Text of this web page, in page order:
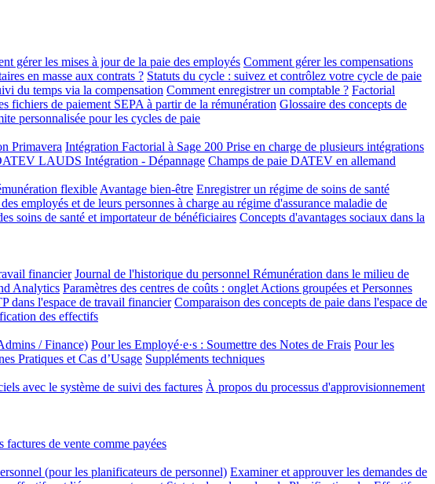
gérer les mises à jour de la paie des employés Comment gérer les compensations
en masse aux contrats ? Statuts du cycle : suivez et contrôlez votre cycle de paie
du temps via la compensation Comment enregistrer un comptable ? Factorial
fichiers de paiement SEPA à partir de la rémunération Glossaire des concepts de
personnalisée pour les cycles de paie
Primavera Intégration Factorial à Sage 200 Prise en charge de plusieurs intégrations
LAUDS Intégration - Dépannage Champs de paie DATEV en allemand
flexible Avantage bien-être Enregistrer un régime de soins de santé
employés et de leurs personnes à charge au régime d'assurance maladie de
soins de santé et importateur de bénéficiaires Concepts d'avantages sociaux dans la
financier Journal de l'historique du personnel Rémunération dans le milieu de
Analytics Paramètres des centres de coûts : onglet Actions groupées et Personnes
dans l'espace de travail financier Comparaison des concepts de paie dans l'espace de
des effectifs
/ Finance) Pour les Employé·e·s : Soumettre des Notes de Frais Pour les
Pratiques et Cas d’Usage Suppléments techniques
avec le système de suivi des factures À propos du processus d'approvisionnement
factures de vente comme payées
(pour les planificateurs de personnel) Examiner et approuver les demandes de